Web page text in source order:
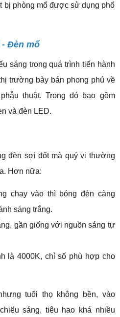
bị phòng mổ được sử dụng phổ
Đèn mổ
sáng trong quá trình tiến hành
trường bày bán phong phú về
thuật. Trong đó bao gồm
và đèn LED.
đèn sợi đốt mà quý vị thường
Hơn nữa:
chạy vào thì bóng đèn càng
sáng trắng.
gần giống với nguồn sáng tự
là 4000K, chỉ số phù hợp cho
tuổi thọ không bền, vào
sáng, tiêu hao khá nhiều